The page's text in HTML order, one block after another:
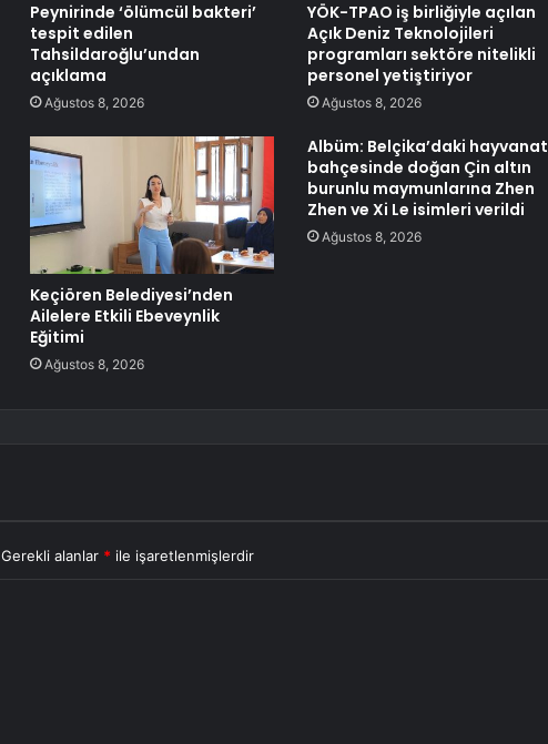
Peynirinde ‘ölümcül bakteri’
tespit edilen
Tahsildaroğlu’undan
açıklama
Ağustos 8, 2026
YÖK-TPAO iş birliğiyle açılan
Açık Deniz Teknolojileri
programları sektöre nitelikli
personel yetiştiriyor
Ağustos 8, 2026
Keçiören Belediyesi’nden
Ailelere Etkili Ebeveynlik
Eğitimi
Ağustos 8, 2026
Albüm: Belçika’daki hayvanat
bahçesinde doğan Çin altın
burunlu maymunlarına Zhen
Zhen ve Xi Le isimleri verildi
Ağustos 8, 2026
Gerekli alanlar * ile işaretlenmişlerdir